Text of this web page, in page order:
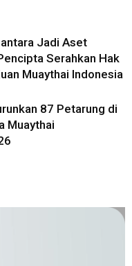
Jadi Aset
Serahkan Hak
Muaythai Indonesia
87 Petarung di
Muaythai